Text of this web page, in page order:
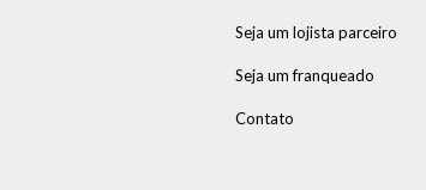
Seja um lojista parceiro
Seja um franqueado
Contato